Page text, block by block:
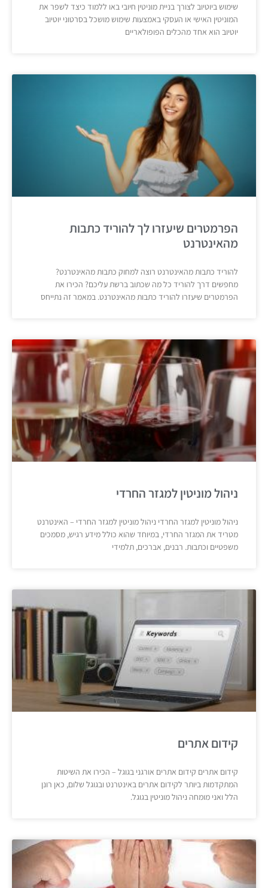
שימוש ביוטיוב לצורך בניית מוניטין חיובי באו ללמוד כיצד לשפר את
המוניטין האישי או העסקי באמצעות שימוש מושכל בסרטוני יוטיוב
יוטיוב הוא אחד מהכלים הפופולאריים
הפרמטרים שיעזרו לך להוריד כתבות
מהאינטרנט
להוריד כתבות מהאינטרנט רוצה למחוק כתבות מהאינטרנט?
מחפשים דרך להוריד כל מה שכתוב ברשת עליכם? הכירו את
הפרמטרים שיעזרו להוריד כתבות מהאינטרנט. במאמר זה נתייחס
ניהול מוניטין למגזר החרדי
ניהול מוניטין למגזר החרדי ניהול מוניטין למגזר החרדי – האינטרנט
מטריד את המגזר החרדי, במיוחד שהוא כולל מידע רגיש, מסמכים
משפטיים וכתבות. רבנים, אברכים, תלמידי
קידום אתרים
קידום אתרים קידום אתרים אורגני בגוגל – הכירו את השיטות
המתקדמות ביותר לקידום אתרים באינטרנט ובגוגל שלום, כאן רונן
הלל ואני מומחה ניהול מוניטין בגוגל.